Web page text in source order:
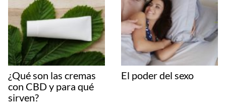
¿Qué son las cremas
con CBD y para qué
sirven?
El poder del sexo